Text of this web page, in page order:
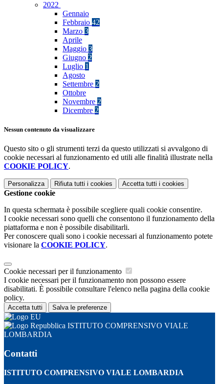
2022
Gennaio
Febbraio 42
Marzo 3
Aprile
Maggio 3
Giugno 2
Luglio 1
Agosto
Settembre 2
Ottobre
Novembre 2
Dicembre 2
Nessun contenuto da visualizzare
Questo sito o gli strumenti terzi da questo utilizzati si avvalgono di
cookie necessari al funzionamento ed utili alle finalità illustrate nella
COOKIE POLICY.
Personalizza Rifiuta tutti i cookies Accetta tutti i cookies
Gestione cookie
In questa schermata è possibile scegliere quali cookie consentire.
I cookie necessari sono quelli che consentono il funzionamento della
piattaforma e non è possibile disabilitarli.
Per conoscere quali sono i cookie necessari al funzionamento potete
visionare la COOKIE POLICY.
Cookie necessari per il funzionamento
I cookie necessari per il funzionamento non possono essere
disabilitati. È possibile consultare l'elenco nella pagina della cookie
policy.
Accetta tutti Salva le preferenze
ISTITUTO COMPRENSIVO VIALE
LOMBARDIA
Contatti
ISTITUTO COMPRENSIVO VIALE LOMBARDIA